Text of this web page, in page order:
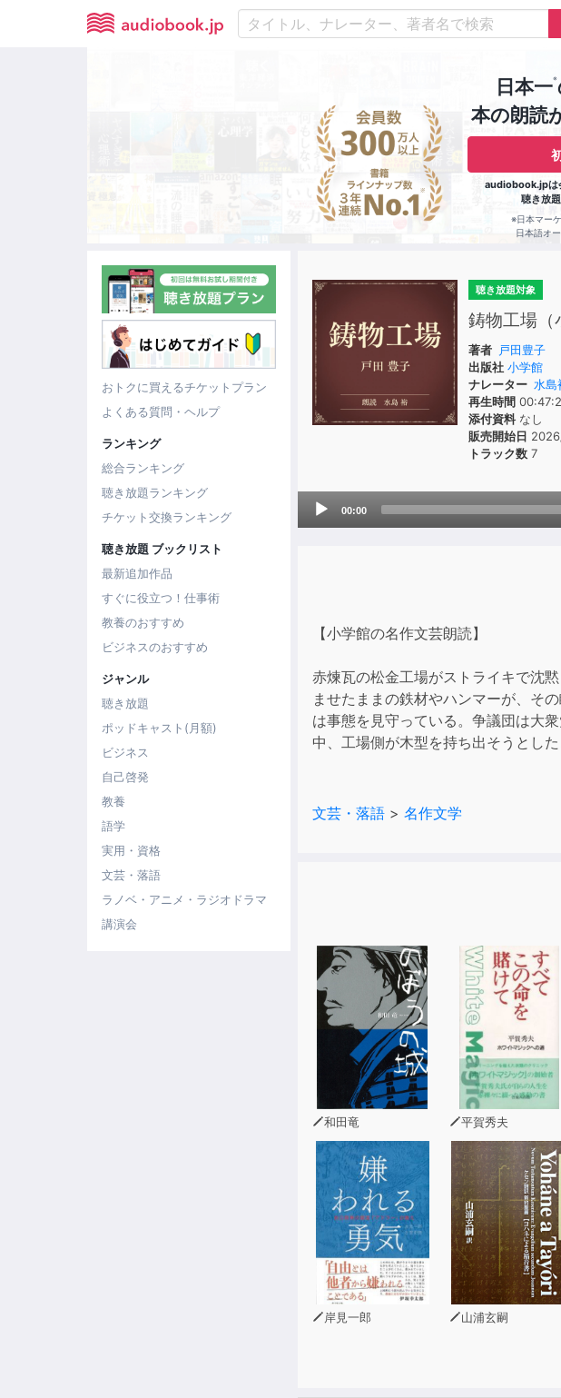
日本一※
本の朗読
audiobook.jpは
聴き放
※日本マー
日本語オ
おトクに買えるチケットプラン
よくある質問・ヘルプ
ランキング
総合ランキング
聴き放題ランキング
チケット交換ランキング
聴き放題 ブックリスト
最新追加作品
すぐに役立つ！仕事術
教養のおすすめ
ビジネスのおすすめ
ジャンル
聴き放題
ポッドキャスト(月額)
ビジネス
自己啓発
教養
語学
実用・資格
文芸・落語
ラノベ・アニメ・ラジオドラマ
講演会
聴き放題対象
鋳物工場（
著者 戸田豊子
出版社 小学館
ナレーター 水島
再生時間
添付資料なし
販売開始日
トラック数 7
Audio
00:00
【小学館の名作文芸朗読】
赤煉瓦の松金工場がストライキで沈
ませたままの鉄材やハンマーが、そ
は事態を見守っている。争議団は大
中、工場側が木型を持ち出そうとし
文芸・落語 > 名作文学
和田竜 平賀秀夫
岸見一郎 山浦玄嗣